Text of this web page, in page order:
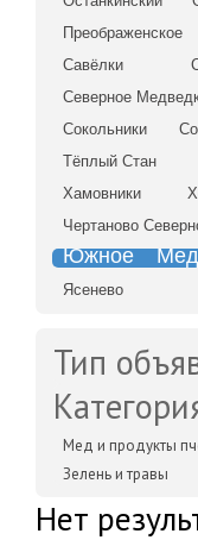
Преображенское
Савёлки
Северное
Сокольники
Тёплый Стан
Хамовники
Чертаново
Южное
Ясенево
Тип
Мед и продукты
Зелень и травы
Нет